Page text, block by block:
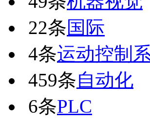
22条国际
4条运动控制
459条自动化
6条PLC